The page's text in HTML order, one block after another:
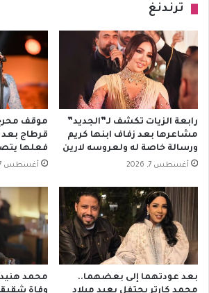
ترندنغ
رابعة الزيات تكشف لـ”الجديد”
مشاعرها بعد زفاف ابنها كريم
ورسالة خاصة له ولعروسه لارين
أغسطس 7, 2026
موقف محرج
فعلها
أغسطس 7, 2026
بعد عودتهما إلى بعضهما..
محمد